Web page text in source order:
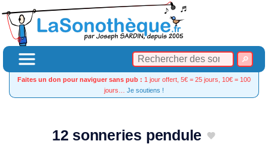
Faites un don pour naviguer sans pub : 1 jour offert, 5€ = 25 jours, 10€ = 100
jours… Je soutiens !
12 sonneries pendule